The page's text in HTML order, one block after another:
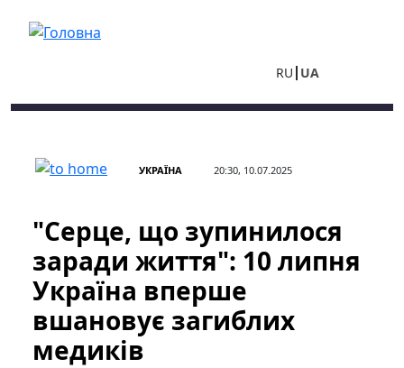
RU UA
УКРАЇНА 20:30, 10.07.2025
"Серце, що зупинилося
заради життя": 10 липня
Україна вперше
вшановує загиблих
медиків